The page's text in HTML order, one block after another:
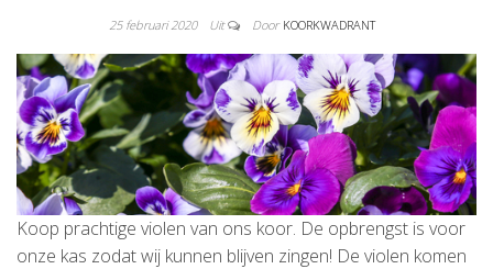
25 februari 2020 Uit Door KOORKWADRANT
Koop prachtige violen van ons koor. De opbrengst is voor
onze kas zodat wij kunnen blijven zingen! De violen komen